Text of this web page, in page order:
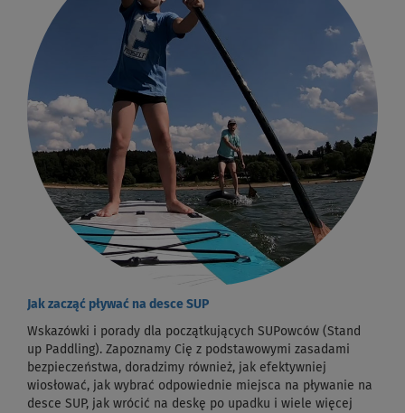
Jak zacząć pływać na desce SUP
Wskazówki i porady dla początkujących SUPowców (Stand
up Paddling). Zapoznamy Cię z podstawowymi zasadami
bezpieczeństwa, doradzimy również, jak efektywniej
wiosłować, jak wybrać odpowiednie miejsca na pływanie na
desce SUP, jak wrócić na deskę po upadku i wiele więcej